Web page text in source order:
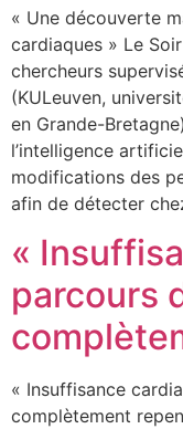
« Une découverte
cardiaques » Le
chercheurs
(KULeuven,
en Grande-
l’intelligence
modifications des
afin de détecter
«
parcours
« Insuffisance
complètement